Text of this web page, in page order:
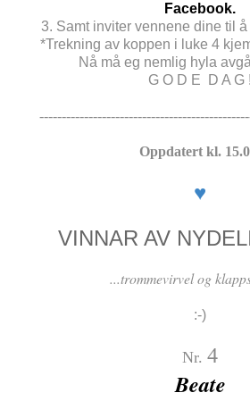
Facebook.
3. Samt inviter vennene dine til
*Trekning av koppen i luke 4
Nå må eg nemlig hyla
G O D E D A G !
Oppdatert kl.
♥
VINNAR AV
...trommevirvel og
:-)
Nr. 4
Beate